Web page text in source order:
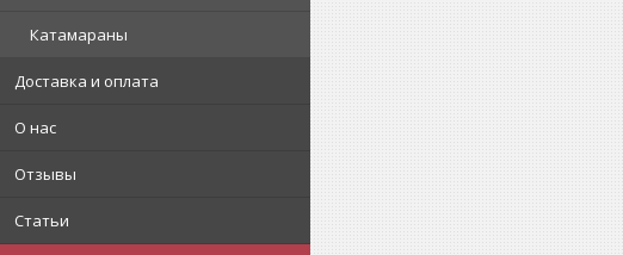
Катамараны
Доставка и оплата
О нас
Отзывы
Статьи